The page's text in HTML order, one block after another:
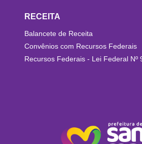
RECEITA
Balancete de Receita
Convênios com Recursos Federais
Recursos Federais - Lei Federal Nº